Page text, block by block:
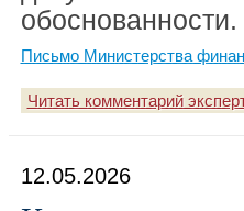
обоснованности.
Письмо Министерства
Читать комментарий
12.05.2026